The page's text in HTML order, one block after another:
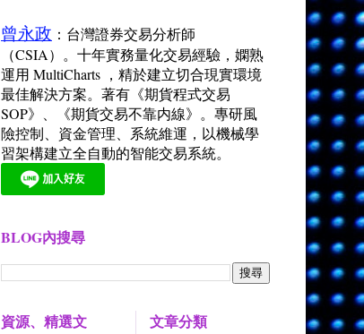
曾永政 ：台灣證券交易分析師
（CSIA）。十年實務量化交易經驗，嫻熟
運用 MultiCharts ，精於建立切合現實環境
最佳解決方案。著有《期貨程式交易
SOP》、《期貨交易不靠内線》。專研風
險控制、資金管理、系統維運，以機械學
習架構建立全自動的智能交易系統。
BLOG內搜尋
資源、精選文 文章分類